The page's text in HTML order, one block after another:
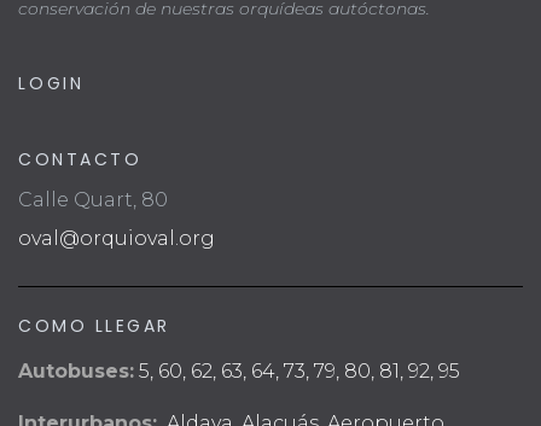
conservación de nuestras orquídeas autóctonas.
LOGIN
CONTACTO
Calle Quart, 80
oval@orquioval.org
COMO LLEGAR
Autobuses: 5, 60, 62, 63, 64, 73, 79, 80, 81, 92, 95